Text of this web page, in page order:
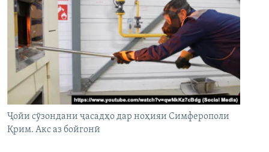
Ҷойи сӯзондани ҷасадҳо дар ноҳияи Симферополи
Қрим. Акс аз бойгонӣ